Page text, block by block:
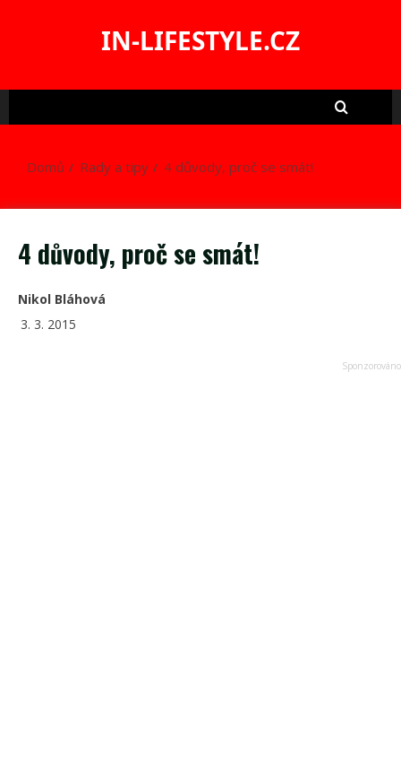
IN-LIFESTYLE.CZ
Domů Rady a tipy 4 důvody, proč se smát!
4 důvody, proč se smát!
Nikol Bláhová
3. 3. 2015